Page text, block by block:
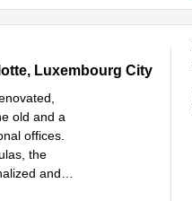
Luxembourg City
Luxembourg City
old and a
offices.
the
and